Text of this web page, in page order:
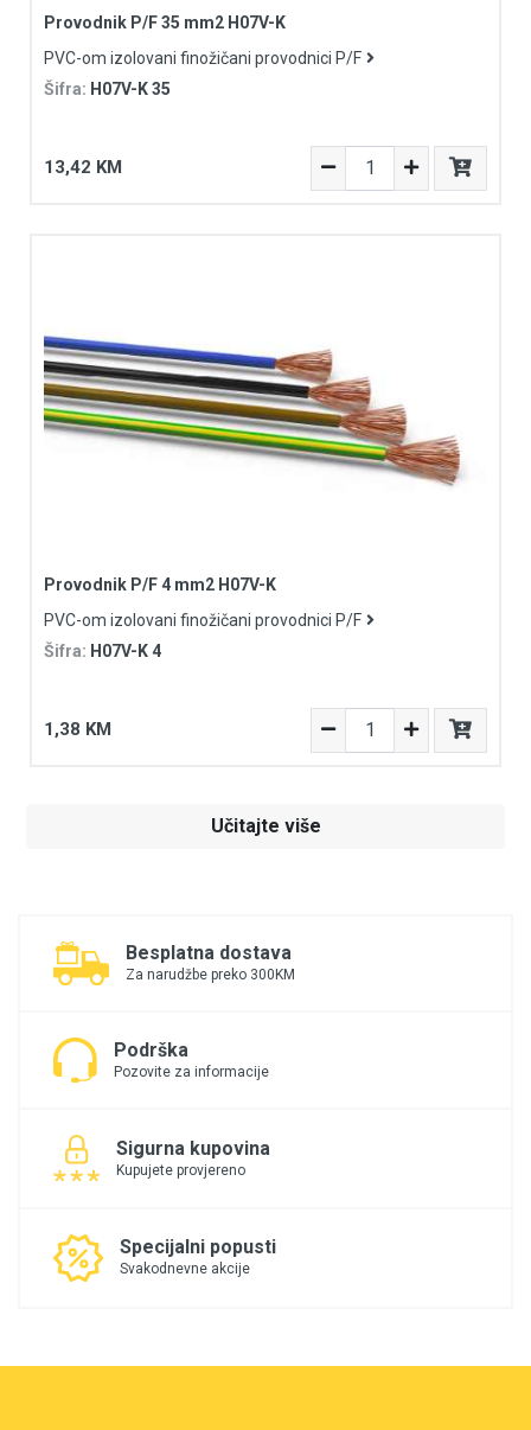
Provodnik P/F 35 mm2 H07V-K
PVC-om izolovani finožičani provodnici P/F
Šifra: H07V-K 35
13,42 KM
Provodnik P/F 4 mm2 H07V-K
PVC-om izolovani finožičani provodnici P/F
Šifra: H07V-K 4
1,38 KM
Učitajte više
Besplatna dostava
Za narudžbe preko 300KM
Podrška
Pozovite za informacije
Sigurna kupovina
Kupujete provjereno
Specijalni popusti
Svakodnevne akcije